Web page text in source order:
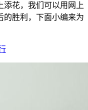
添花，我们可以用网上
的胜利，下面小编来为